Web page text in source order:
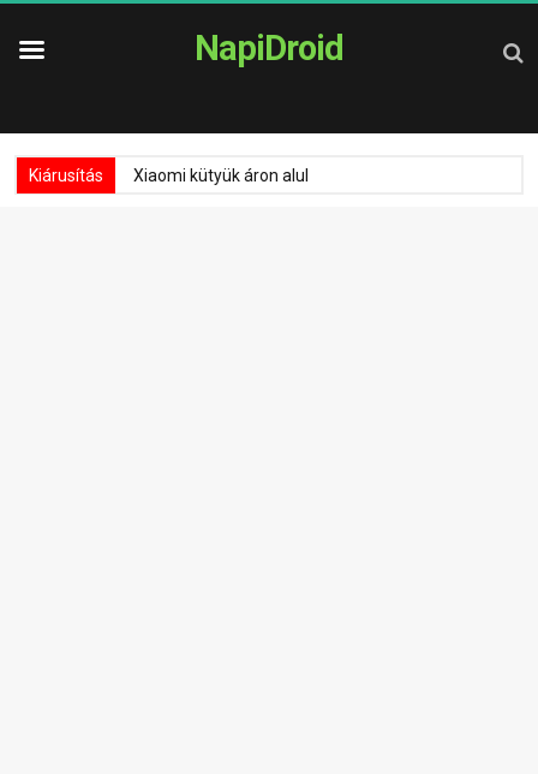
NapiDroid
Kiárusítás Xiaomi kütyük áron alul